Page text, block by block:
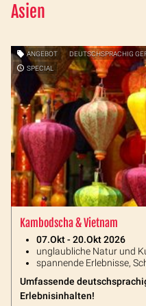
Asien
ANGEBOT DEUTSCHSPRACHIG
SPECIAL
Kambodscha & Vietnam
07.Okt - 20.Okt 2026
unglaubliche Natur und
spannende Erlebnisse,
Umfassende
Erlebnisinhalten!